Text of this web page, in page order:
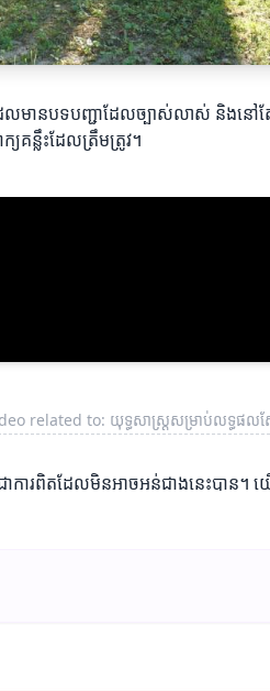
ែលមានបទបញ្ជាដែលច្បាស់លាស់ និង
គន្លឹះដែលត្រឹមត្រូវ។
related to: យុទ្ធសាស្ត្រសម្រាប់លទ្ធផល
រពិតដែលមិនអាចអន់ជាងនេះបាន។ យើ